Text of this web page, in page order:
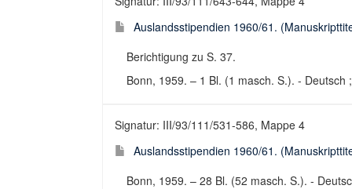
Auslandsstipendien 1960/61.
Berichtigung zu S. 37.
Bonn, 1959. – 1 Bl. (1 masch. S.). - Deutsch
Signatur: III/93/111/531-586, Mappe 4
Auslandsstipendien 1960/61.
Bonn, 1959. – 28 Bl. (52 masch. S.). -